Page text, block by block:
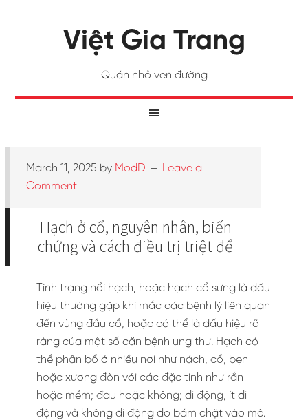
Việt Gia Trang
Quán nhỏ ven đường
March 11, 2025 by ModD
Leave a
Comment
Hạch ở cổ, nguyên nhân, biến
chứng và cách điều trị triệt để
Tình trạng nổi hạch, hoặc hạch cổ sưng là dấu
hiệu thường gặp khi mắc các bệnh lý liên quan
đến vùng đầu cổ, hoặc có thể là dấu hiệu rõ
ràng của một số căn bệnh ung thư. Hạch có
thể phân bổ ở nhiều nơi như nách, cổ, bẹn
hoặc xương đòn với các đặc tính như rắn
hoặc mềm; đau hoặc không; di động, ít di
động và không di động do bám chặt vào mô.